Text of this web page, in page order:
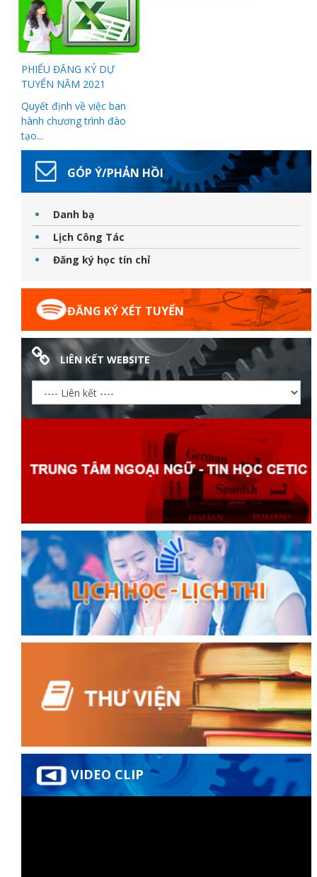
PHIẾU ĐĂNG KÝ DỰ
TUYỂN NĂM 2021
Quyết định về việc ban
hành chương trình đào
tạo...
GÓP Ý/PHẢN HỒI
Danh bạ
Lịch Công Tác
Đăng ký học tín chỉ
ĐĂNG KÝ XÉT TUYỂN
LIÊN KẾT WEBSITE
VIDEO CLIP